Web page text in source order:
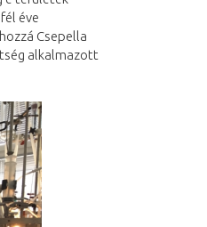
éve
Csepella
alkalmazott